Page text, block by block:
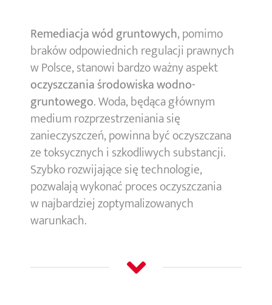
Remediacja wód gruntowych, pomimo
braków odpowiednich regulacji prawnych
w Polsce, stanowi bardzo ważny aspekt
oczyszczania środowiska wodno-
gruntowego. Woda, będąca głównym
medium rozprzestrzeniania się
zanieczyszczeń, powinna być oczyszczana
ze toksycznych i szkodliwych substancji.
Szybko rozwijające się technologie,
pozwalają wykonać proces oczyszczania
w najbardziej zoptymalizowanych
warunkach.